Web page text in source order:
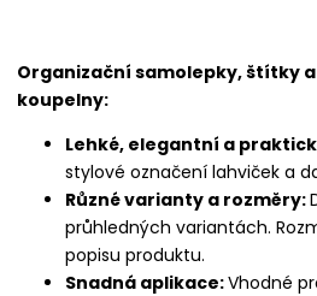
Organizační samolepky, štítky
koupelny:
Lehké, elegantní a
stylové označení lahviček a
Různé varianty a rozměry:
průhledných variantách.
popisu produktu.
Snadná aplikace:Vhodné